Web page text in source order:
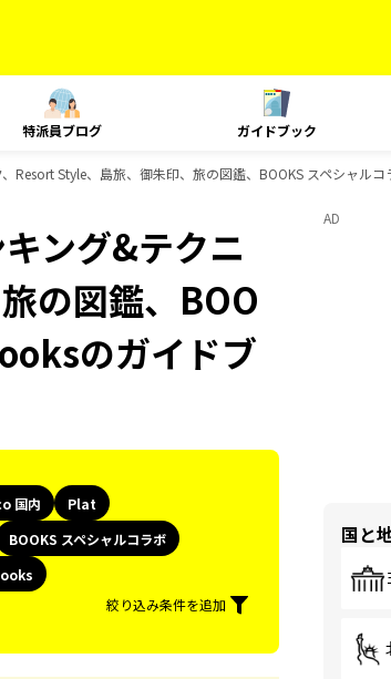
特派員ブログ ガイドブック
Style、島旅、御朱印、旅の図鑑、BOOKS スペシャル
ング&テクニ
の図鑑、BOO
のガイドブ
国内
Plat
BOOKS スペシャルコラボ
絞り込み条件を追加
AD
国と